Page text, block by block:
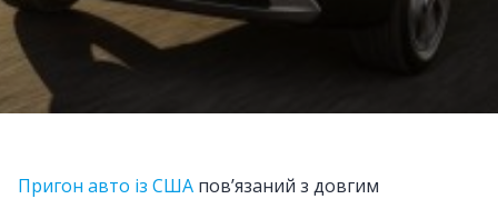
Пригон авто із США пов’язаний з довгим